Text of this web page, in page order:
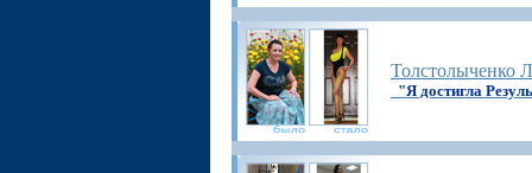
Толстолыченко
"Я достигла